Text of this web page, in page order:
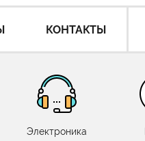
КОНТАКТЫ
Электроника